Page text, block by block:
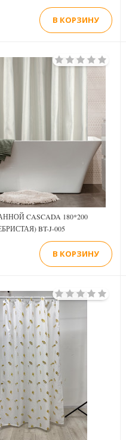
В КОРЗИНУ
CASCADA 180*200
BT-J-005
В КОРЗИНУ